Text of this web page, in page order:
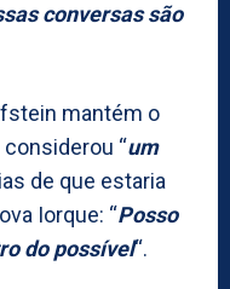
conversas são
mantém o
considerou “um
de que estaria
Iorque: “Posso
do possível“.